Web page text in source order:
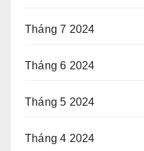
Tháng 7 2024
Tháng 6 2024
Tháng 5 2024
Tháng 4 2024